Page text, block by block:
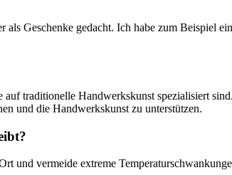
Geschenke gedacht. Ich habe zum Beispiel
traditionelle Handwerkskunst spezialisiert
und ‌die Handwerkskunst zu ⁢unterstützen.
und vermeide extreme